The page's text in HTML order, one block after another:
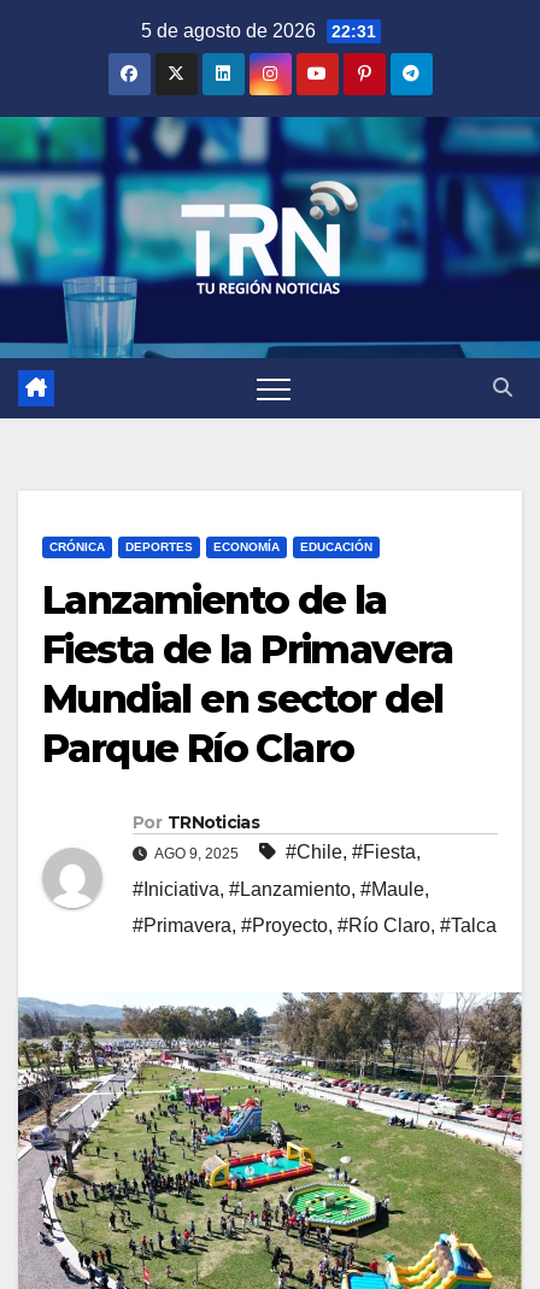
5 de agosto de 2026 22:31
CRÓNICA DEPORTES ECONOMÍA EDUCACIÓN
Lanzamiento de la
Fiesta de la Primavera
Mundial en sector del
Parque Río Claro
Por TRNoticias
AGO 9, 2025 #Chile, #Fiesta,
#Iniciativa, #Lanzamiento, #Maule,
#Primavera, #Proyecto, #Río Claro, #Talca